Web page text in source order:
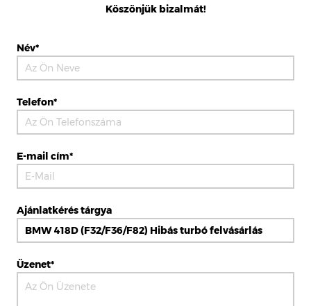
Köszönjük bizalmát!
Név*
Telefon*
E-mail cím*
Ajánlatkérés tárgya
Üzenet*